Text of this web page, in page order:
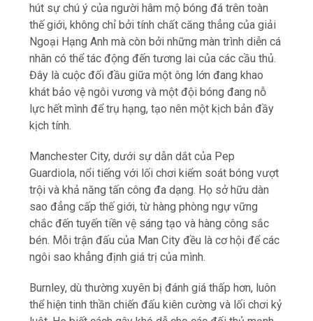
hút sự chú ý của người hâm mộ bóng đá trên toàn
thế giới, không chỉ bởi tính chất căng thẳng của giải
Ngoại Hạng Anh mà còn bởi những màn trình diễn cá
nhân có thể tác động đến tương lai của các cầu thủ.
Đây là cuộc đối đầu giữa một ông lớn đang khao
khát bảo vệ ngôi vương và một đội bóng đang nỗ
lực hết mình để trụ hạng, tạo nên một kịch bản đầy
kịch tính.
Manchester City, dưới sự dẫn dắt của Pep
Guardiola, nổi tiếng với lối chơi kiểm soát bóng vượt
trội và khả năng tấn công đa dạng. Họ sở hữu dàn
sao đẳng cấp thế giới, từ hàng phòng ngự vững
chắc đến tuyến tiền vệ sáng tạo và hàng công sắc
bén. Mỗi trận đấu của Man City đều là cơ hội để các
ngôi sao khẳng định giá trị của mình.
Burnley, dù thường xuyên bị đánh giá thấp hơn, luôn
thể hiện tinh thần chiến đấu kiên cường và lối chơi kỷ